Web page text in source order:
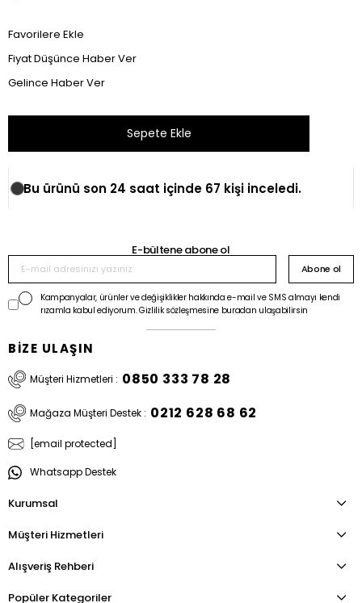
Favorilere Ekle
Fiyat Düşünce Haber Ver
Gelince Haber Ver
Bu ürünü son 24 saat içinde 67 kişi inceledi.
E-bültene abone ol
Abone ol
Kampanyalar, ürünler ve değişiklikler hakkında e-mail ve SMS almayı kendi
rızamla kabul ediyorum. Gizlilik sözleşmesine buradan ulaşabilirsin
BİZE ULAŞIN
Müşteri Hizmetleri : 0850 333 78 28
Mağaza Müşteri Destek : 0212 628 68 62
[email protected]
Whatsapp Destek
Kurumsal
Müşteri Hizmetleri
Alışveriş Rehberi
Popüler Kategoriler